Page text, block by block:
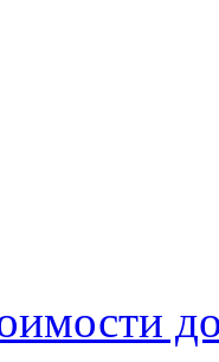
Perfect